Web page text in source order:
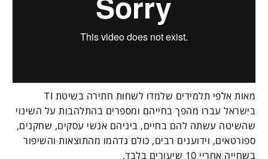
מאות אלפי תלמידים שלמדו לשחות חתירה בשיטת TI
בישראל עברו מהפך בחייהם ומספרים בהתלהבות על השינוי
שהשיטה עשתה להם בחיים, ביניהם אנשי עסקים, שחקנים,
ספורטאים, וידוענים רבים, כולם נדהמו מהתוצאות והשיפור
בשחייה אחריי 10 שיעורים בלבד.